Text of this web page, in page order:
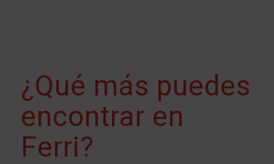
¿Qué más puedes
encontrar en
Ferri?